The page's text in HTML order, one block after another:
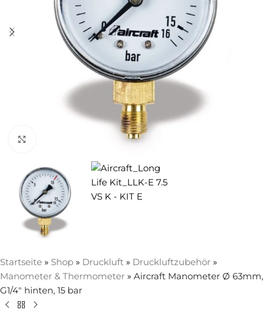
Zum Vergrößern anklicken
Startseite » Shop » Druckluft » Druckluftzubehör »
Manometer & Thermometer » Aircraft Manometer Ø 63mm,
G1/4″ hinten, 15 bar